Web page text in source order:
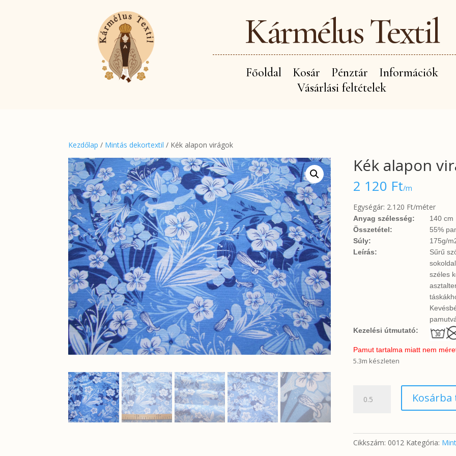
Kármélus Textil
Főoldal Kosár Pénztár
Információk
Vásárlási feltételek
Kezdőlap / Mintás dekortextil / Kék alapon virágok
Kék alapon
2 120 Ft/m
Egységár: 2.120 Ft/méter
Anyag szélesség:
140 cm
Összetétel:
55%
Súly:
175g/
Leírás:
Sűrű
széles
Kezelési útmutató:
Pamut tartalma miatt nem
5.3m készleten
alapon
Kosárba
Cikkszám: 0012 Kategória: